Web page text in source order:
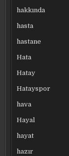
hakkında
hasta
hastane
Hata
Hatay
Hatayspor
hava
Hayal
hayat
hazır